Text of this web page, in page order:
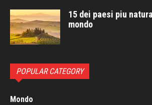
15 dei paesi piu
mondo
POPULAR CATEGORY
Mondo